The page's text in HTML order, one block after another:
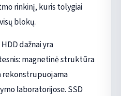
rinkinį, kuris tolygiai
blokų.
dažnai yra
magnetinė struktūra
rekonstrupuojama
laboratorijose. SSD